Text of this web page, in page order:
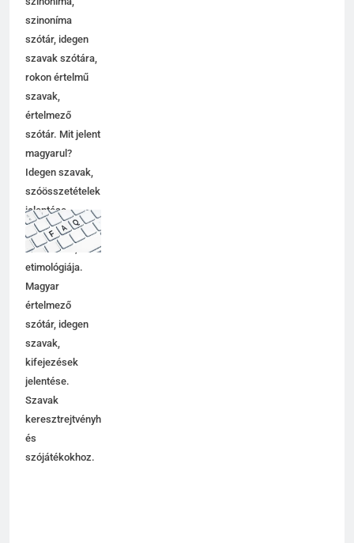
szinoníma
szótár, idegen
szavak szótára,
rokon értelmű
szavak,
értelmező
szótár. Mit jelent
magyarul?
Idegen szavak,
szóösszetételek
jelentése,
magyarázata,
használata,
etimológiája.
Magyar
értelmező
szótár, idegen
szavak,
kifejezések
jelentése.
Szavak
keresztrejtvényhez
és
szójátékokhoz.